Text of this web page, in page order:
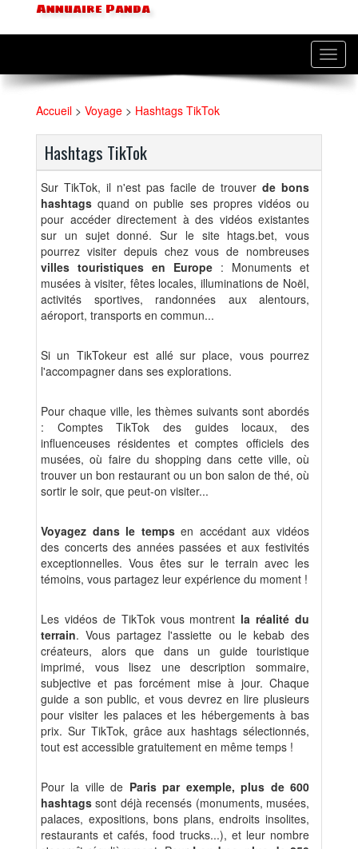
Annuaire Panda
Accueil > Voyage > Hashtags TikTok
Hashtags TikTok
Sur TikTok, il n'est pas facile de trouver de bons
hashtags quand on publie ses propres vidéos ou
pour accéder directement à des vidéos existantes
sur un sujet donné. Sur le site htags.bet, vous
pourrez visiter depuis chez vous de nombreuses
villes touristiques en Europe : Monuments et
musées à visiter, fêtes locales, illuminations de Noël,
activités sportives, randonnées aux alentours,
aéroport, transports en commun...
Si un TikTokeur est allé sur place, vous pourrez
l'accompagner dans ses explorations.
Pour chaque ville, les thèmes suivants sont abordés
: Comptes TikTok des guides locaux, des
influenceuses résidentes et comptes officiels des
musées, où faire du shopping dans cette ville, où
trouver un bon restaurant ou un bon salon de thé, où
sortir le soir, que peut-on visiter...
Voyagez dans le tempsen accédant aux vidéos
des concerts des années passées et aux festivités
exceptionnelles. Vous êtes sur le terrain avec les
témoins, vous partagez leur expérience du moment !
Les vidéos de TikTok vous montrent la réalité du
terrain. Vous partagez l'assiette ou le kebab des
créateurs, alors que dans un guide touristique
imprimé, vous lisez une description sommaire,
subjective et pas forcément mise à jour. Chaque
guide a son public, et vous devrez en lire plusieurs
pour visiter les palaces et les hébergements à bas
prix. Sur TikTok, grâce aux hashtags sélectionnés,
tout est accessible gratuitement en même temps !
Pour la ville de Paris par exemple, plus de 600
hashtags sont déjà recensés (monuments, musées,
palaces, expositions, bons plans, endroits insolites,
restaurants et cafés, food trucks...), et leur nombre